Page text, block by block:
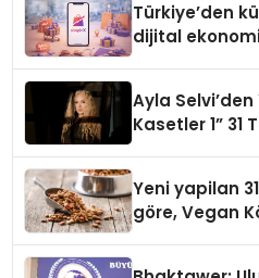
Türkiye’den
dijital
Ayla Selvi’den
Kasetler 1” 31
Yeni yapilan
göre, Vegan